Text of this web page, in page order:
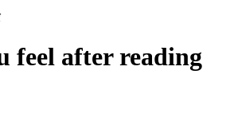
feel after reading